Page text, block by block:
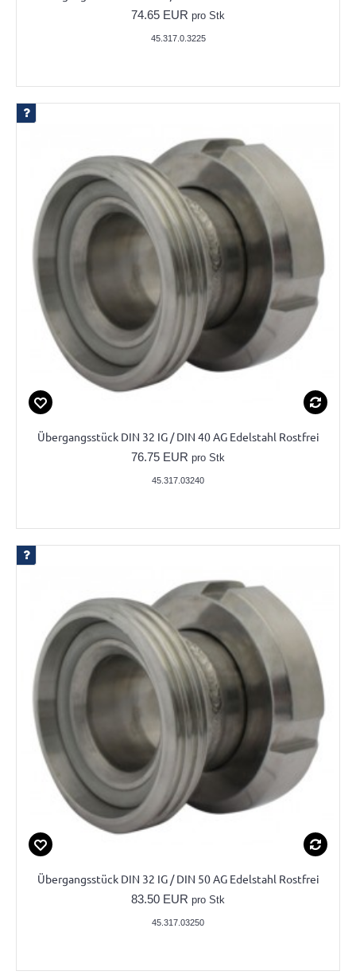
74.65 EUR pro Stk
45.317.0.3225
Übergangsstück DIN 32 IG / DIN 40 AG Edelstahl Rostfrei
76.75 EUR pro Stk
45.317.03240
Übergangsstück DIN 32 IG / DIN 50 AG Edelstahl Rostfrei
83.50 EUR pro Stk
45.317.03250